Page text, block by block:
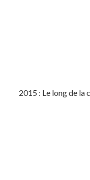
2015 : Le long de la